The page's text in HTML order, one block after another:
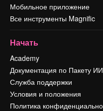
Мобильное приложение
Все инструменты Magnific
Начать
Academy
Документация по Пакету ИИ
Служба поддержки
Условия и положения
Политика